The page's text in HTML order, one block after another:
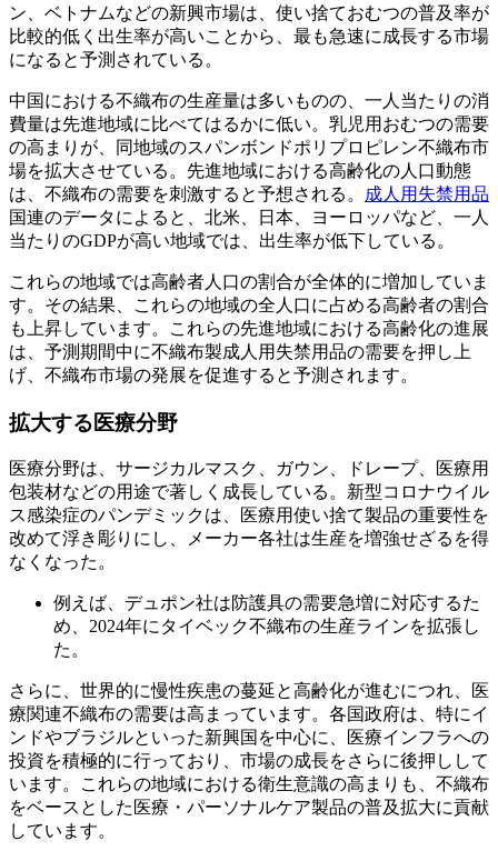
ン、ベトナムなどの新興市場は、使い捨ておむつの普及率が
比較的低く出生率が高いことから、最も急速に成長する市場
になると予測されている。
中国における不織布の生産量は多いものの、一人当たりの消
費量は先進地域に比べてはるかに低い。乳児用おむつの需要
の高まりが、同地域のスパンボンドポリプロピレン不織布市
場を拡大させている。先進地域における高齢化の人口動態
は、不織布の需要を刺激すると予想される。
成人用失禁用品
国連のデータによると、北米、日本、ヨーロッパなど、一人
当たりのGDPが高い地域では、出生率が低下している。
これらの地域では高齢者人口の割合が全体的に増加していま
す。その結果、これらの地域の全人口に占める高齢者の割合
も上昇しています。これらの先進地域における高齢化の進展
は、予測期間中に不織布製成人用失禁用品の需要を押し上
げ、不織布市場の発展を促進すると予測されます。
拡大する医療分野
医療分野は、サージカルマスク、ガウン、ドレープ、医療用
包装材などの用途で著しく成長している。新型コロナウイル
ス感染症のパンデミックは、医療用使い捨て製品の重要性を
改めて浮き彫りにし、メーカー各社は生産を増強せざるを得
なくなった。
例えば、デュポン社は防護具の需要急増に対応するた
め、2024年にタイベック不織布の生産ラインを拡張し
た。
さらに、世界的に慢性疾患の蔓延と高齢化が進むにつれ、医
療関連不織布の需要は高まっています。各国政府は、特にイ
ンドやブラジルといった新興国を中心に、医療インフラへの
投資を積極的に行っており、市場の成長をさらに後押しして
います。これらの地域における衛生意識の高まりも、不織布
をベースとした医療・パーソナルケア製品の普及拡大に貢献
しています。